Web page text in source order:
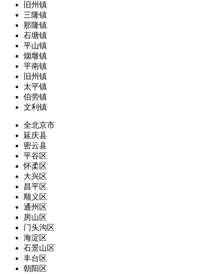
旧州镇
三隆镇
那隆镇
石塘镇
平山镇
烟墩镇
平南镇
旧州镇
太平镇
伯劳镇
文利镇
全北京市
延庆县
密云县
平谷区
怀柔区
大兴区
昌平区
顺义区
通州区
房山区
门头沟区
海淀区
石景山区
丰台区
朝阳区